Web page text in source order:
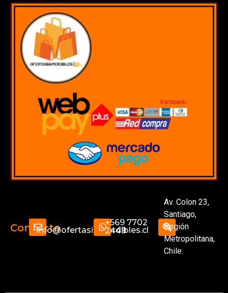
Contactoinfo@ofertasimperdibles.cl
+569 7702
2449
Av. Colon 23,
Santiago,
Región
Metropolitana,
Chile.